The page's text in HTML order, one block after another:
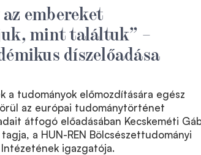
embereket
mint találtuk” –
díszelőadása
a tudományok előmozdítására egész
az európai tudománytörténet
átfogó előadásában Kecskeméti
a HUN-REN Bölcsészettudományi
igazgatója.